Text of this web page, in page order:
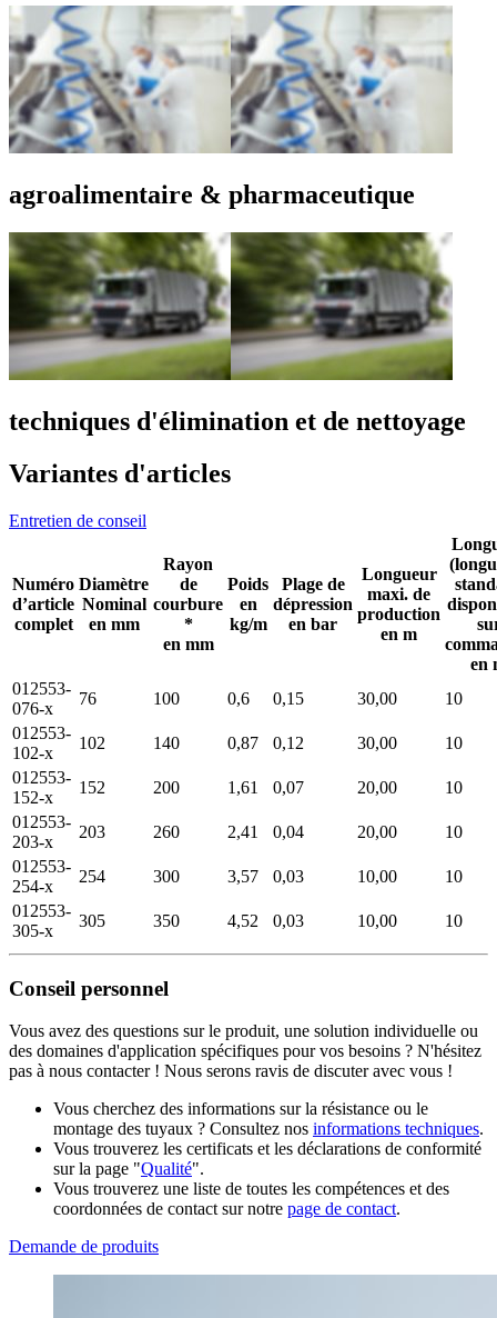
agroalimentaire & pharmaceutique
techniques d'élimination et de nettoyage
Variantes d'articles
Entretien de conseil
Numéro
d’article
complet
Diamètre
Nominal
en mm
Rayon
de
courbure
*
en mm
Poids
en
kg/m
Plage de
dépression
en bar
Longueur
maxi. de
production
en m
en
012553-
076-x
76 100 0,6 0,15 30,00
10
012553-
102-x
102 140 0,87 0,12 30,00
10
012553-
152-x
152 200 1,61 0,07 20,00
10
012553-
203-x
203 260 2,41 0,04 20,00
10
012553-
254-x
254 300 3,57 0,03 10,00
10
012553-
305-x
305 350 4,52 0,03 10,00 10
Conseil personnel
Vous avez des questions sur le produit, une solution individuelle ou
des domaines d'application spécifiques pour vos besoins ? N'hésitez
pas à nous contacter ! Nous serons ravis de discuter avec vous !
Vous cherchez des informations sur la résistance ou le
montage des tuyaux ? Consultez nos informations techniques.
Vous trouverez les certificats et les déclarations de conformité
sur la page "Qualité".
Vous trouverez une liste de toutes les compétences et des
coordonnées de contact sur notre page de contact.
Demande de produits